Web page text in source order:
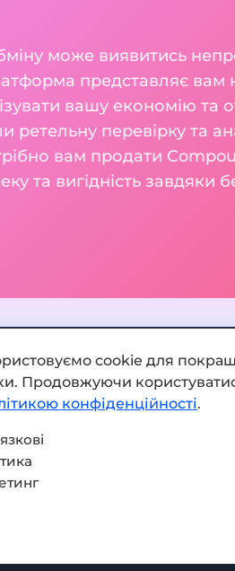
може виявитись
представляє вам
вашу економію та
ретельну перевірку та
вам продати
та вигідність
cookie для
Продовжуючи
конфіденційності.